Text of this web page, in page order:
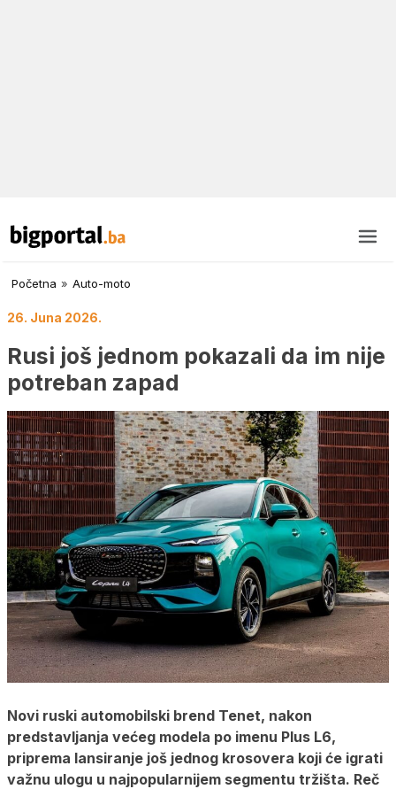
Početna » Auto-moto
26. Juna 2026.
Rusi još jednom pokazali da im nije
potreban zapad
Novi ruski automobilski brend Tenet, nakon
predstavljanja većeg modela po imenu Plus L6,
priprema lansiranje još jednog krosovera koji će igrati
važnu ulogu u najpopularnijem segmentu tržišta. Reč